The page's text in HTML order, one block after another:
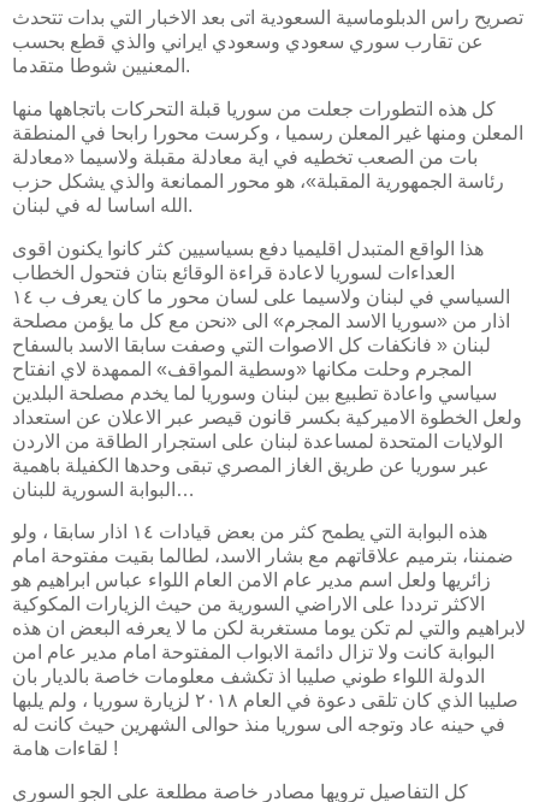
تصريح راس الدبلوماسية السعودية اتى بعد الاخبار التي بدات تتحدث
عن تقارب سوري سعودي وسعودي ايراني والذي قطع بحسب
المعنيين شوطا متقدما.
كل هذه التطورات جعلت من سوريا قبلة التحركات باتجاهها منها
المعلن ومنها غير المعلن رسميا ، وكرست محورا رابحا في المنطقة
بات من الصعب تخطيه في اية معادلة مقبلة ولاسيما «معادلة
رئاسة الجمهورية المقبلة»، هو محور الممانعة والذي يشكل حزب
الله اساسا له في لبنان.
هذا الواقع المتبدل اقليميا دفع بسياسيين كثر كانوا يكنون اقوى
العداءات لسوريا لاعادة قراءة الوقائع بتان فتحول الخطاب
السياسي في لبنان ولاسيما على لسان محور ما كان يعرف ب ١٤
اذار من «سوريا الاسد المجرم» الى «نحن مع كل ما يؤمن مصلحة
لبنان « فانكفات كل الاصوات التي وصفت سابقا الاسد بالسفاح
المجرم وحلت مكانها «وسطية المواقف» الممهدة لاي انفتاح
سياسي واعادة تطبيع بين لبنان وسوريا لما يخدم مصلحة البلدين
ولعل الخطوة الاميركية بكسر قانون قيصر عبر الاعلان عن استعداد
الولايات المتحدة لمساعدة لبنان على استجرار الطاقة من الاردن
عبر سوريا عن طريق الغاز المصري تبقى وحدها الكفيلة باهمية
البوابة السورية للبنان…
هذه البوابة التي يطمح كثر من بعض قيادات ١٤ اذار سابقا ، ولو
ضمننا، بترميم علاقاتهم مع بشار الاسد، لطالما بقيت مفتوحة امام
زائريها ولعل اسم مدير عام الامن العام اللواء عباس ابراهيم هو
الاكثر ترددا على الاراضي السورية من حيث الزيارات المكوكية
لابراهيم والتي لم تكن يوما مستغربة لكن ما لا يعرفه البعض ان هذه
البوابة كانت ولا تزال دائمة الابواب المفتوحة امام مدير عام امن
الدولة اللواء طوني صليبا اذ تكشف معلومات خاصة بالديار بان
صليبا الذي كان تلقى دعوة في العام ٢٠١٨ لزيارة سوريا ، ولم يلبها
في حينه عاد وتوجه الى سوريا منذ حوالى الشهرين حيث كانت له
لقاءات هامة !
كل التفاصيل ترويها مصادر خاصة مطلعة على الجو السوري